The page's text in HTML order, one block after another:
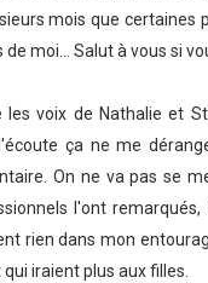
mois que
moi... Salut à vous si
les voix de Nathalie et
ça ne me
On ne va pas se
l'ont
rien dans mon
iraient plus aux filles.